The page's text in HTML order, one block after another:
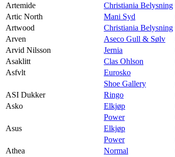
Artemide
Christiania Belysning
Artic North
Mani Syd
Artwood
Christiania Belysning
Arven
Aseco Gull & Sølv
Arvid Nilsson
Jernia
Asaklitt
Clas Ohlson
Asfvlt
Eurosko
Shoe Gallery
ASI Dukker
Ringo
Asko
Elkjøp
Power
Asus
Elkjøp
Power
Athea
Normal